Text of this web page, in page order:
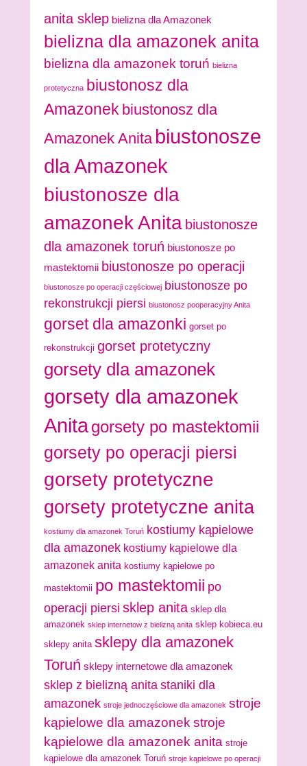
anita sklep bielizna dla Amazonek
bielizna dla amazonek anita
bielizna dla amazonek toruń bielizna
protetyczna biustonosz dla
Amazonek biustonosz dla
Amazonek Anita biustonosze
dla Amazonek
biustonosze dla
amazonek Anita biustonosze
dla amazonek toruń biustonosze po
mastektomii biustonosze po operacji
biustonosze po operacji częściowej biustonosze po
rekonstrukcji piersi biustonosz pooperacyjny Anita
gorset dla amazonki gorset po
rekonstrukcji gorset protetyczny
gorsety dla amazonek
gorsety dla amazonek
Anitagorsety po mastektomii
gorsety po operacji piersi
gorsety protetyczne
gorsety protetyczne anita
kostiumy dla amazonek Toruń kostiumy kąpielowe
dla amazonek kostiumy kąpielowe dla
amazonek anita kostiumy kąpielowe po
mastektomii po mastektomii po
operacji piersi sklep anita sklep dla
amazonek sklep internetow z bielizną anita sklep kobieca.eu
sklepy anita sklepy dla amazonek
Toruń sklepy internetowe dla amazonek
sklep z bielizną anita staniki dla
amazonek stroje jednoczęściowe dla amazonek stroje
kąpielowe dla amazonek stroje
kąpielowe dla amazonek anita stroje
kąpielowe dla amazonek Toruń stroje kąpielowe po operacji